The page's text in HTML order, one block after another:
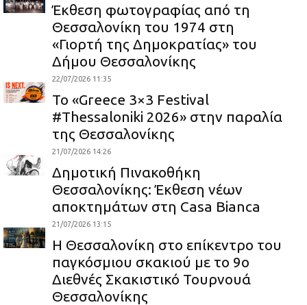
Έκθεση φωτογραφίας από τη
Θεσσαλονίκη του 1974 στη
«Γιορτή της Δημοκρατίας» του
Δήμου Θεσσαλονίκης
22/07/2026 11:35
Το «Greece 3×3 Festival
#Thessaloniki 2026» στην παραλία
της Θεσσαλονίκης
21/07/2026 14:26
Δημοτική Πινακοθήκη
Θεσσαλονίκης: Έκθεση νέων
αποκτημάτων στη Casa Bianca
21/07/2026 13:15
Η Θεσσαλονίκη στο επίκεντρο του
παγκόσμιου σκακιού με το 9ο
Διεθνές Σκακιστικό Τουρνουά
Θεσσαλονίκης